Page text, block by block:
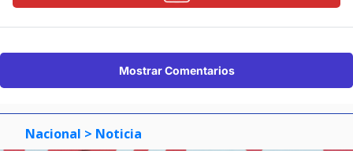
Mostrar Comentarios
Nacional > Noticia